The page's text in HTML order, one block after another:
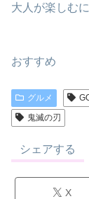
大人が楽しむ
おすすめ
グルメ
鬼滅の刃
シェアする
X